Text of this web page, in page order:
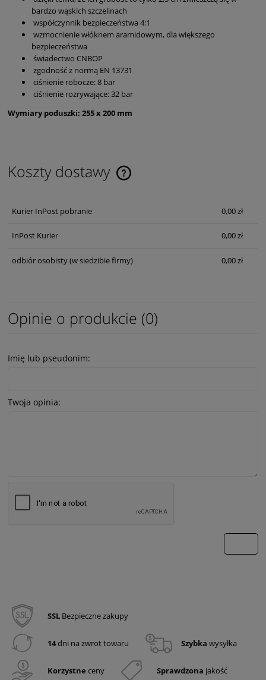
bardzo wąskich szczelinach
współczynnik bezpieczeństwa 4:1
wzmocnienie włóknem aramidowym, dla większego
bezpieczeństwa
świadectwo CNBOP
zgodność z normą EN 13731
ciśnienie robocze: 8 bar
ciśnienie rozrywające: 32 bar
Wymiary poduszki: 255 x 200 mm
Koszty dostawy
Cena nie zawiera ewentualnych kosztów płatności
Kurier InPost pobranie 0,00 zł
InPost Kurier 0,00 zł
odbiór osobisty(w siedzibie firmy) 0,00 zł
Opinie o produkcie (0)
Imię lub pseudonim:
Twoja opinia:
SSL Bezpieczne zakupy
14dni na zwrot towaru Szybka wysyłka
Korzystne ceny Sprawdzona jakość